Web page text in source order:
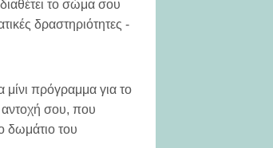
το σώμα σου
δραστηριότητες -
μίνι πρόγραμμα για το
αντοχή σου, που
δωμάτιο του